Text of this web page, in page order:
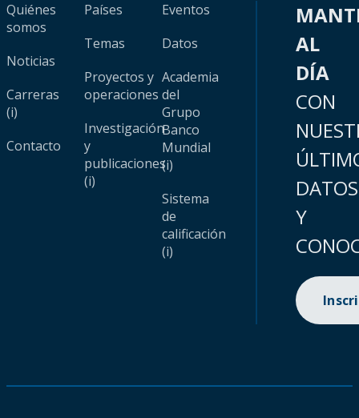
Quiénes
somos
Noticias
Carreras
(i)
Contacto
Países
Temas
Proyectos y
operaciones
Investigación
y
publicaciones
(i)
Eventos
Datos
Academia
del
Grupo
Banco
Mundial
(i)
Sistema
de
calificación
(i)
AL
DÍA
CON
DATOS
Y